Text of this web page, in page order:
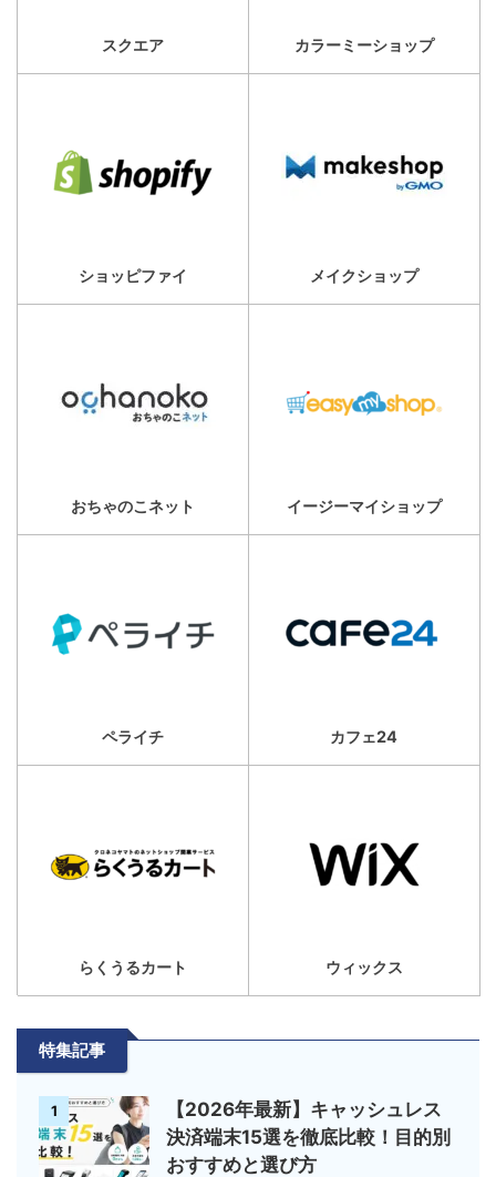
スクエア カラーミーショップ
ショッピファイ メイクショップ
おちゃのこネット イージーマイショップ
ペライチ カフェ24
らくうるカート ウィックス
特集記事
1
【2026年最新】キャッシュレス
決済端末15選を徹底比較！目的別
おすすめと選び方